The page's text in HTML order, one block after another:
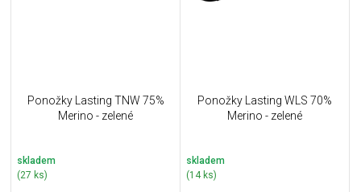
Ponožky Lasting TNW 75%
Merino - zelené
skladem
(27 ks)
Ponožky Lasting WLS 70%
Merino - zelené
skladem
(14 ks)